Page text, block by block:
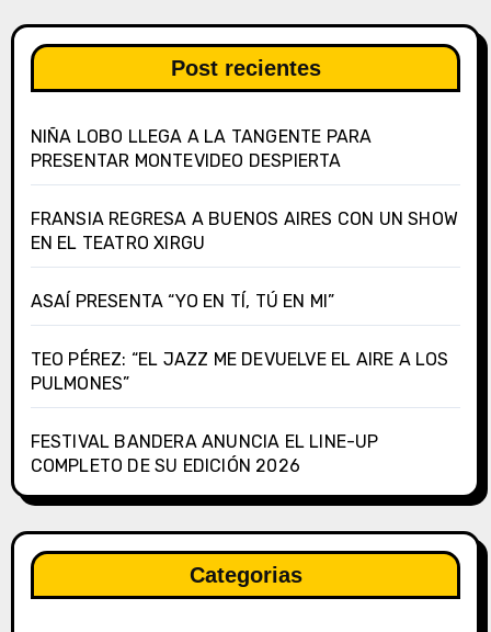
Post recientes
NIÑA LOBO LLEGA A LA TANGENTE PARA
PRESENTAR MONTEVIDEO DESPIERTA
FRANSIA REGRESA A BUENOS AIRES CON UN SHOW
EN EL TEATRO XIRGU
ASAÍ PRESENTA “YO EN TÍ, TÚ EN MI”
TEO PÉREZ: “EL JAZZ ME DEVUELVE EL AIRE A LOS
PULMONES”
FESTIVAL BANDERA ANUNCIA EL LINE-UP
COMPLETO DE SU EDICIÓN 2026
Categorias